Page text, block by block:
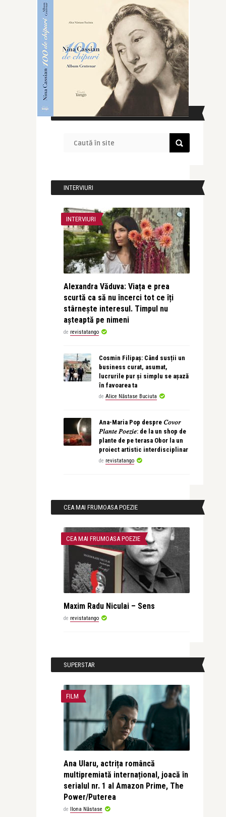
CAUTĂ ÎN SITE
INTERVIURI
INTERVIURI
Alexandra Văduva: Viața e prea
scurtă ca să nu încerci tot ce îți
stârnește interesul. Timpul nu
așteaptă pe nimeni
de revistatango
Cosmin Filipaș: Când susții un
business curat, asumat,
lucrurile pur și simplu se așază
în favoarea ta
de Alice Năstase Buciuta
Ana-Maria Pop despre 𝐶𝑜𝑣𝑜𝑟
𝑃𝑙𝑎𝑛𝑡𝑒 𝑃𝑜𝑒𝑧𝑖𝑒: de la un shop de
plante de pe terasa Obor la un
proiect artistic interdisciplinar
de revistatango
CEA MAI FRUMOASA POEZIE
CEA MAI FRUMOASA POEZIE
Maxim Radu Niculai – Sens
de revistatango
SUPERSTAR
FILM
Ana Ularu, actrița româncă
multipremiată internațional, joacă în
serialul nr. 1 al Amazon Prime, The
Power/Puterea
de Ilona Năstase